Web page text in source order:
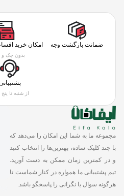
ضمانت بازگشت وجه امکان خرید
بدون چک و
از شنبه تا
مجموعه ما به شما این امکان را می‌دهد که
با چند کلیک ساده، بهترین‌ها را انتخاب کنید
و در کمترین زمان ممکن به دست آورید.
تیم پشتیبانی ما همواره در کنار شماست تا
هرگونه سوال یا نگرانی را پاسخگو باشد.